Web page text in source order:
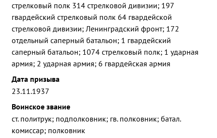
стрелковый полк 314 стрелковой дивизии; 197
гвардейский стрелковый полк 64 гвардейской
стрелковой дивизии; Ленинградский фронт; 172
отдельный саперный батальон; 1 гвардейский
саперный батальон; 1074 стрелковый полк; 1 ударная
армия; 2 ударная армия; 6 гвардейская армия
Дата призыва
23.11.1937
Воинское звание
ст. политрук; подполковник; гв. полковник; батал.
комиссар; полковник